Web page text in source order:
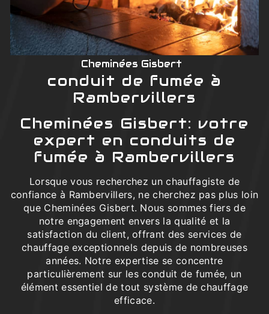
Cheminées Gisbert
conduit de fumée à
Rambervillers
Cheminées Gisbert: votre
expert en conduits de
fumée à Rambervillers
Lorsque vous recherchez un chauffagiste de
confiance à Rambervillers, ne cherchez pas plus loin
que Cheminées Gisbert. Nous sommes fiers de
notre engagement envers la qualité et la
satisfaction du client, offrant des services de
chauffage exceptionnels depuis de nombreuses
années. Notre expertise se concentre
particulièrement sur les conduit de fumée, un
élément essentiel de tout système de chauffage
efficace.